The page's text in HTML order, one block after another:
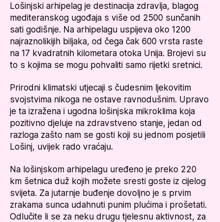
Lošinjski arhipelag je destinacija zdravlja, blagog
mediteranskog ugođaja s više od 2500 sunčanih
sati godišnje. Na arhipelagu uspijeva oko 1200
najraznolikijih biljaka, od čega čak 600 vrsta raste
na 17 kvadratnih kilometara otoka Unija. Brojevi su
to s kojima se mogu pohvaliti samo rijetki sretnici.
Prirodni klimatski utjecaji s čudesnim ljekovitim
svojstvima nikoga ne ostave ravnodušnim. Upravo
je ta izražena i ugodna lošinjska mikroklima koja
pozitivno djeluje na zdravstveno stanje, jedan od
razloga zašto nam se gosti koji su jednom posjetili
Lošinj, uvijek rado vraćaju.
Na lošinjskom arhipelagu uređeno je preko 220
km šetnica duž kojih možete sresti goste iz cijelog
svijeta. Za jutarnje buđenje dovoljno je s prvim
zrakama sunca udahnuti punim plućima i prošetati.
Odlučite li se za neku drugu tjelesnu aktivnost, za